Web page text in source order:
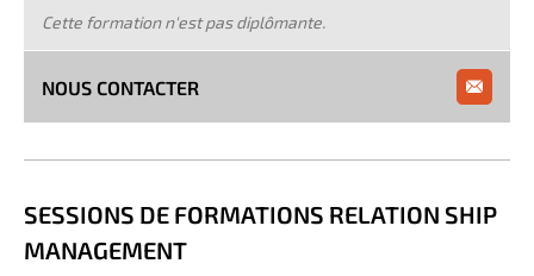
Cette formation n'est pas diplômante.
NOUS CONTACTER
SESSIONS DE FORMATIONS RELATION SHIP
MANAGEMENT